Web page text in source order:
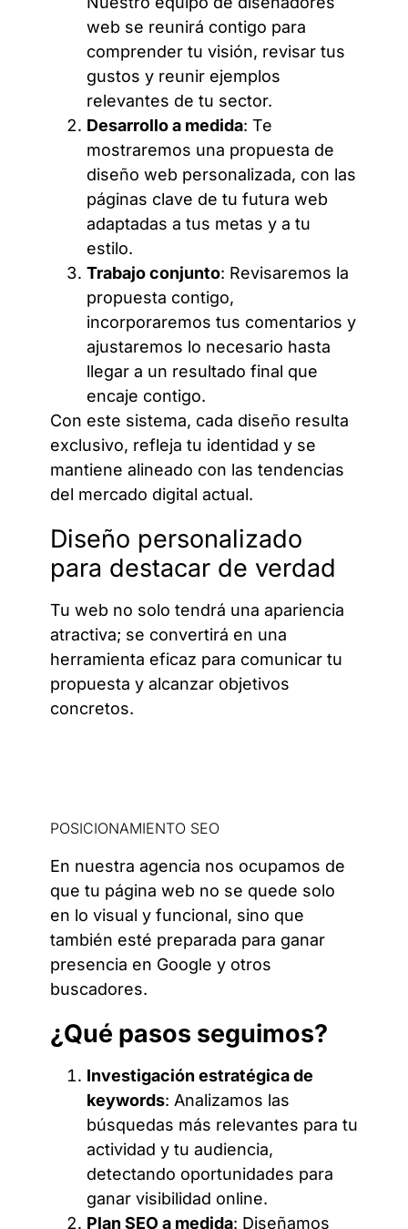
web se reunirá contigo para
comprender tu visión, revisar tus
gustos y reunir ejemplos
relevantes de tu sector.
Desarrollo a medida: Te
mostraremos una propuesta de
diseño web personalizada, con las
páginas clave de tu futura web
adaptadas a tus metas y a tu
estilo.
Trabajo conjunto: Revisaremos la
propuesta contigo,
incorporaremos tus comentarios y
ajustaremos lo necesario hasta
llegar a un resultado final que
encaje contigo.
Con este sistema, cada diseño resulta
exclusivo, refleja tu identidad y se
mantiene alineado con las tendencias
del mercado digital actual.
Diseño personalizado
para destacar de verdad
Tu web no solo tendrá una apariencia
atractiva; se convertirá en una
herramienta eficaz para comunicar tu
propuesta y alcanzar objetivos
concretos.
POSICIONAMIENTO SEO
En nuestra agencia nos ocupamos de
que tu página web no se quede solo
en lo visual y funcional, sino que
también esté preparada para ganar
presencia en Google y otros
buscadores.
¿Qué pasos seguimos?
Investigación estratégica de
keywords: Analizamos las
búsquedas más relevantes para tu
actividad y tu audiencia,
detectando oportunidades para
ganar visibilidad online.
Plan SEO a medida: Diseñamos